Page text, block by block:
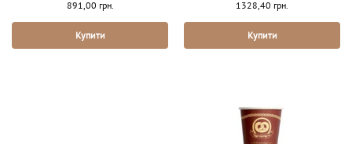
891,00 грн.
Купити
1328,40 грн.
Купити